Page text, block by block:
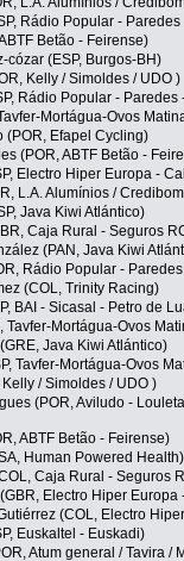
Rádio Popular -
Betão - Feirense)
cózar (ESP, Burgos-BH)
Kelly / Simoldes / UDO )
Rádio Popular - Paredes
Mortágua-Ovos
(POR, Efapel Cycling)
(POR, ABTF Betão -
Electro Hiper Europa -
L.A. Alumínios /
Java Kiwi Atlántico)
Caja Rural - Seguros
(PAN, Java Kiwi
Rádio Popular -
(COL, Trinity Racing)
BAI - Sicasal - Petro de
Tavfer-Mortágua-Ovos
Java Kiwi Atlántico)
Tavfer-Mortágua-Ovos
/ Simoldes / UDO )
(POR, Aviludo -
ABTF Betão - Feirense)
Human Powered Health)
Caja Rural - Seguros
Electro Hiper Europa
(COL, Electro
Euskaltel - Euskadi)
Atum general / Tavira /